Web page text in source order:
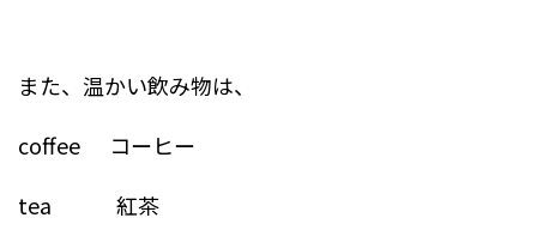
また、温かい飲み物は、
coffee コーヒー
tea 紅茶